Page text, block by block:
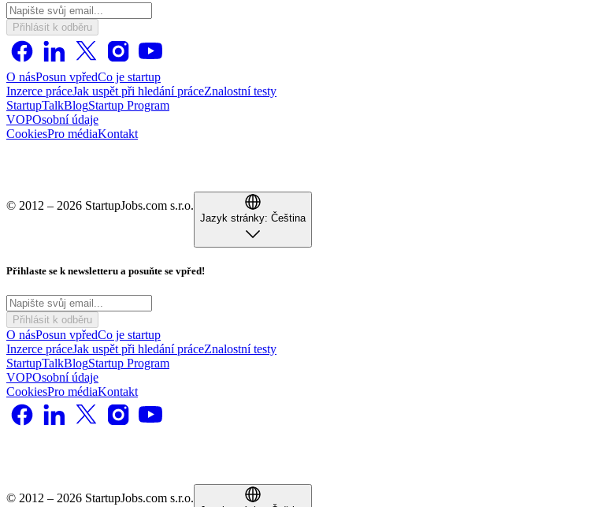
Přihlásit k odběru
O násPosun vpředCo je startup
Inzerce práceJak uspět při hledání práceZnalostní testy
StartupTalkBlogStartup Program
VOPOsobní údaje
CookiesPro médiaKontakt
© 2012 – 2026 StartupJobs.com s.r.o.
Jazyk stránky: Čeština
Přihlaste se k newsletteru a posuňte se vpřed!
Přihlásit k odběru
O násPosun vpředCo je startup
Inzerce práceJak uspět při hledání práceZnalostní testy
StartupTalkBlogStartup Program
VOPOsobní údaje
CookiesPro médiaKontakt
© 2012 – 2026 StartupJobs.com s.r.o.